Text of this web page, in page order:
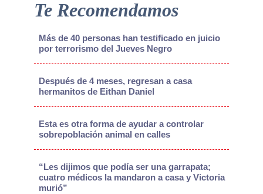
Te Recomendamos
Más de 40 personas han testificado en juicio
por terrorismo del Jueves Negro
Después de 4 meses, regresan a casa
hermanitos de Eithan Daniel
Esta es otra forma de ayudar a controlar
sobrepoblación animal en calles
“Les dijimos que podía ser una garrapata;
cuatro médicos la mandaron a casa y Victoria
murió”